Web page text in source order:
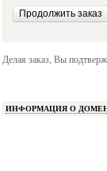
Делая заказ, Вы
ИНФОРМАЦИЯ О